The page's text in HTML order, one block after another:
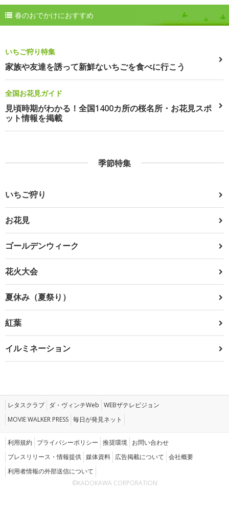
春のおでかけにおすすめ
いちご狩り特集
家族や友達を誘って新鮮ないちごを食べに行こう
全国お花見ガイド
見頃時期がわかる！全国1400カ所の桜名所・お花見スポ
ット情報を掲載
季節特集
いちご狩り
お花見
ゴールデンウィーク
花火大会
夏休み（夏祭り）
紅葉
イルミネーション
レタスクラブ ダ・ヴィンチWeb WEBザテレビジョン
MOVIE WALKER PRESS 毎日が発見ネット
利用規約 プライバシーポリシー 推奨環境 お問い合わせ
プレスリリース・情報提供 媒体資料 広告掲載について 会社概要
利用者情報の外部送信について
©KADOKAWA CORPORATION